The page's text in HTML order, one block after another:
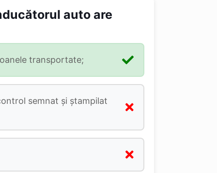
auto are
transportate;
semnat şi ştampilat